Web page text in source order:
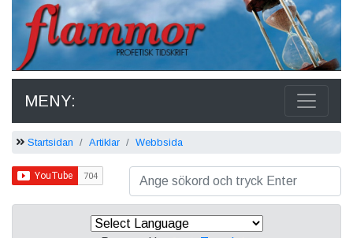
MENY:
Startsidan Artiklar Webbsida